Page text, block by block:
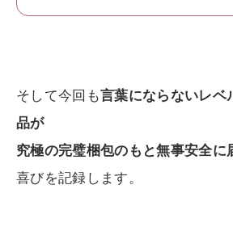
そして今回も言葉にならないレベ
品が
究極の完璧梱包のもと無事安全に
喜びを記録します。